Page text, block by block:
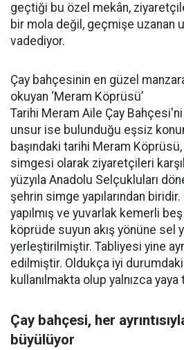
geçtiği bu özel mekân,
bir mola değil, geçmişe uzanan
vadediyor.
Çay bahçesinin en güzel
okuyan ‘Meram Köprüsü’
Tarihi Meram Aile Çay
unsur ise bulunduğu eşsiz
başındaki tarihi Meram Köprüsü,
simgesi olarak ziyaretçileri
yüzyıla Anadolu Selçukluları
şehrin simge yapılarından
yapılmış ve yuvarlak kemerli
köprüde suyun akış yönüne sel
yerleştirilmiştir. Tabliyesi yine
edilmiştir. Oldukça iyi
kullanılmakta olup yalnızca yaya
Çay bahçesi, her
büyülüyor